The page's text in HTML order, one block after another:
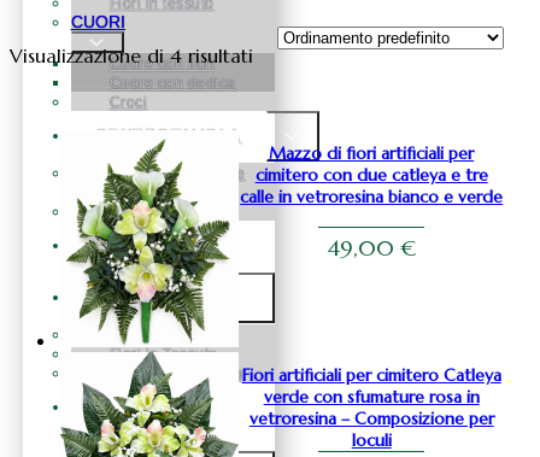
Fiori in tessuto
CUORI
Cuore con fiori
Cuore con dedica
Croci
CENTROTAVOLA
Centrotavola fiori e
pampas
Centrotavola fiori
BOX FLOREALE
FIORI
Fiori in Silicone
Fiori in Tessuto
Fiori in Vetroresina
ROSE
STABILIZZATE
Visualizzazione di 4 risultati
Mazzo di fiori artificiali per
cimitero con due catleya e tre
calle in vetroresina bianco e verde
49,00 €
Fiori artificiali per cimitero Catleya
verde con sfumature rosa in
vetroresina – Composizione per
loculi